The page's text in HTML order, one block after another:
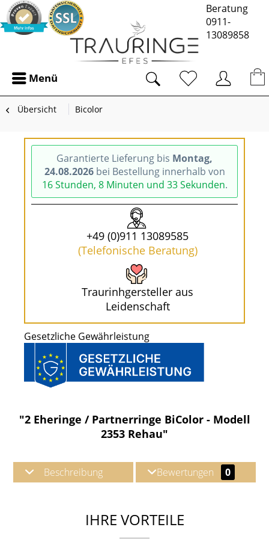
Beratung
0911-
13089858
Menü
Übersicht Bicolor
Garantierte Lieferung bis Montag,
24.08.2026bei Bestellung innerhalb von
16 Stunden, 8 Minuten und 33 Sekunden.
+49 (0)911 13089585
(Telefonische Beratung)
Traurinhgersteller aus
Leidenschaft
Gesetzliche Gewährleistung
"2 Eheringe / Partnerringe BiColor - Modell
2353 Rehau"
Beschreibung Bewertungen 0
IHRE VORTEILE